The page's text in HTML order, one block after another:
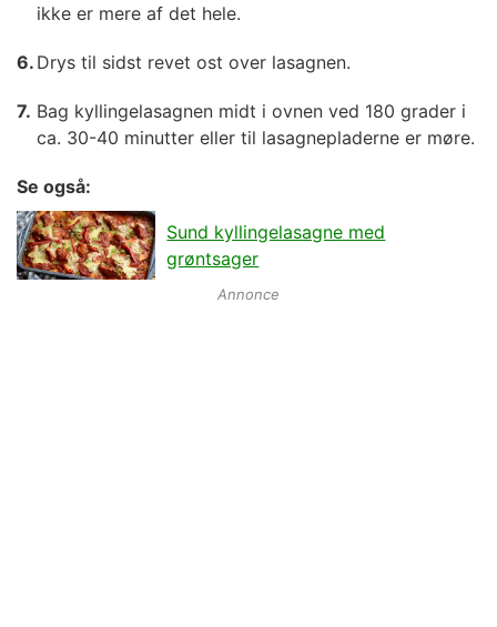
ikke er mere af det hele.
Drys til sidst revet ost over lasagnen.
Bag kyllingelasagnen midt i ovnen ved 180 grader i
ca. 30-40 minutter eller til lasagnepladerne er møre.
Se også:
Sund kyllingelasagne med
grøntsager
Annonce